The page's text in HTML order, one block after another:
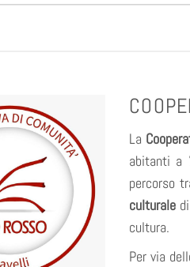
La
abitanti a
percorso
culturale
cultura.
Per via